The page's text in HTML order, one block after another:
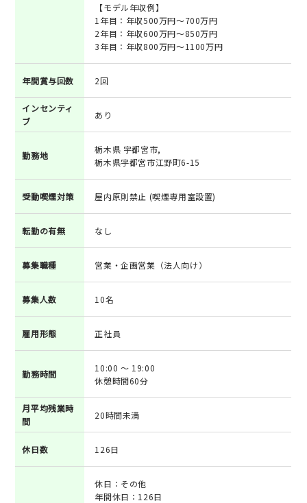
【モデル年収例】
1年目：年収500万円～700万円
2年目：年収600万円～850万円
3年目：年収800万円～1100万円
年間賞与回数 2回
インセンティ
ブ
あり
勤務地
栃木県 宇都宮市,
栃木県宇都宮市江野町6-15
受動喫煙対策 屋内原則禁止 (喫煙専用室設置)
転勤の有無 なし
募集職種 営業・企画営業（法人向け）
募集人数 10名
雇用形態 正社員
勤務時間
10:00 ～ 19:00
休憩時間60分
月平均残業時
間
20時間未満
休日数 126日
休日：その他
年間休日：126日